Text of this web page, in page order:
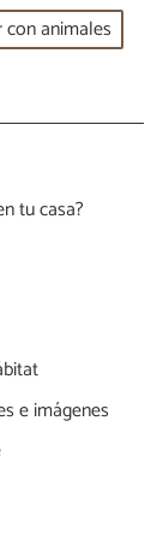
con animales
tu casa?
e imágenes